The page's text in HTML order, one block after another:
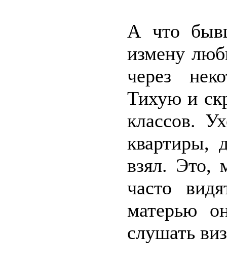
А что
измену
через
Тихую и
классов.
квартиры,
взял. Это,
часто
матерью
слушать